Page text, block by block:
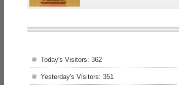
Today's Visitors: 362
Yesterday's Visitors: 351